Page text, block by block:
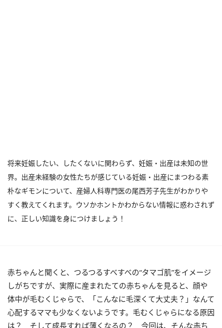
将来妊娠したい、したくないに関わらず、妊娠・出産は未知の世
界。出産未経験の女性たちが感じている妊娠・出産にまつわる素
朴なギモンについて、産婦人科専門医の尾西芳子先生がわかりや
すく教えてくれます。ウソかホントかわからない情報に惑わされず
に、正しい知識を身につけましょう！
赤ちゃんと聞くと、つるつるすべすべの“タマゴ肌”をイメージ
しがちですが、実際に産まれたての赤ちゃんを見ると、顔や
体中が毛むくじゃらで、「こんなに毛深くて大丈夫？」なんて
心配するママも少なくないようです。毛むくじゃらになる原因
は？ そして成長すれば薄くなるの？ 今回は、そんな赤ち